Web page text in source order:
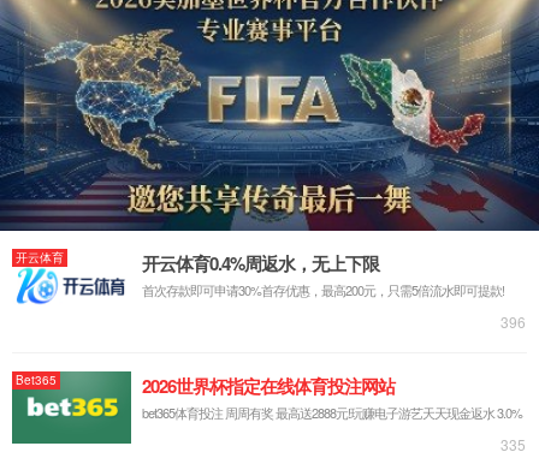
最新新闻:
2026/02/24乐清市委书记戴旭强赴1862金沙集团开展新春慰问
2026/01/26 浓情腊八，粥暖人心 | 1862金沙集团开展腊八节送
2026/01/05 乐清市委常委、柳市镇党委书记陈鹏一行莅临1862
2025/12/03中铁集团和机电商会领导一行莅临1862金沙集团参
2025/10/14浙江省经信厅领导一行莅临1862金沙集团调研数字
万能式断路器
工控电器
专利证书
体系认证证书
低压元器件类CQC证书
服务与支持
投诉与建议